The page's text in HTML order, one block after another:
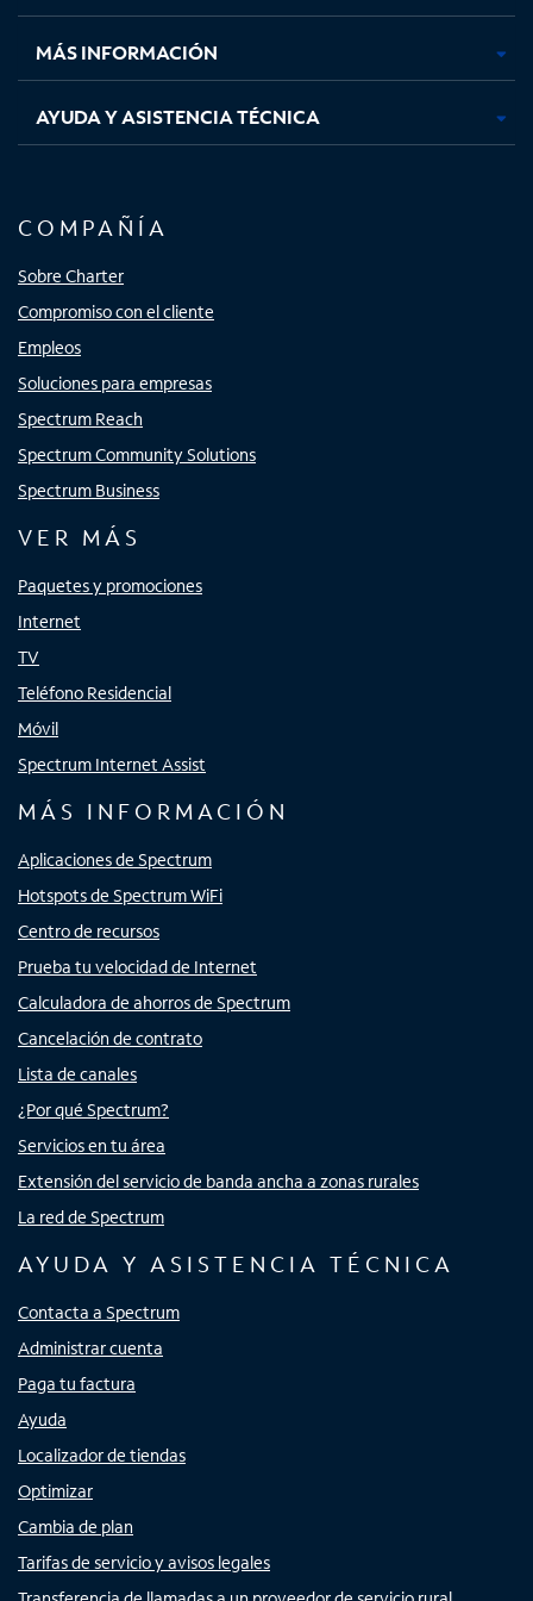
nuevanuevanuevanueva
MÁS INFORMACIÓN
AYUDA Y ASISTENCIA TÉCNICA
COMPAÑÍA
Sobre Charter
Compromiso con el cliente
Empleos
Soluciones para empresas
Spectrum Reach
Spectrum Community Solutions
Spectrum Business
VER MÁS
Paquetes y promociones
Internet
TV
Teléfono Residencial
Móvil
Spectrum Internet Assist
MÁS INFORMACIÓN
Aplicaciones de Spectrum
Hotspots de Spectrum WiFi
Centro de recursos
Prueba tu velocidad de Internet
Calculadora de ahorros de Spectrum
Cancelación de contrato
Lista de canales
¿Por qué Spectrum?
Servicios en tu área
Extensión del servicio de banda ancha a zonas rurales
La red de Spectrum
AYUDA Y ASISTENCIA TÉCNICA
Contacta a Spectrum
Administrar cuenta
Paga tu factura
Ayuda
Localizador de tiendas
Optimizar
Cambia de plan
Tarifas de servicio y avisos legales